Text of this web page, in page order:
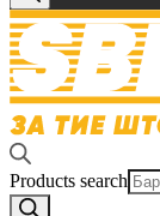
Products search